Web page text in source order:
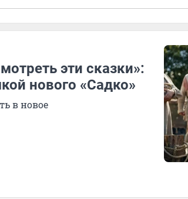
эти сказки»:
нового «Садко»
в новое